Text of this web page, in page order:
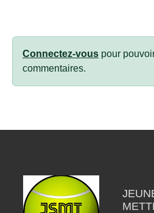
Connectez-vous pour
commentaires.